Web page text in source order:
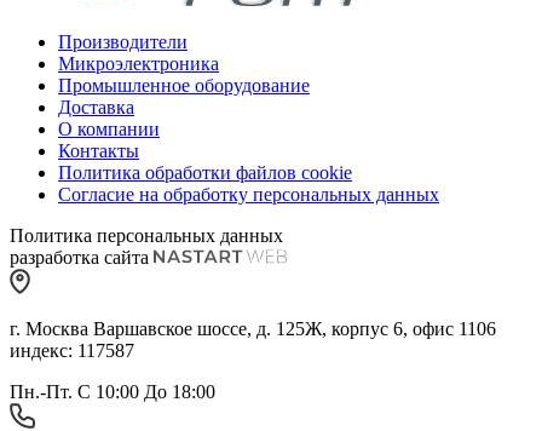
Производители
Микроэлектроника
Промышленное оборудование
Доставка
О компании
Контакты
Политика обработки файлов cookie
Согласие на обработку персональных данных
Политика персональных данных
разработка сайта
г. Москва Варшавское шоссе, д. 125Ж, корпус 6, офис 1106
индекс: 117587
Пн.-Пт. С 10:00 До 18:00